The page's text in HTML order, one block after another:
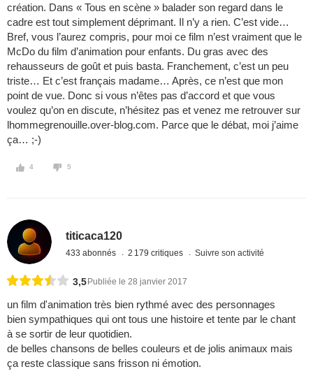
création. Dans « Tous en scène » balader son regard dans le
cadre est tout simplement déprimant. Il n’y a rien. C’est vide…
Bref, vous l’aurez compris, pour moi ce film n’est vraiment que le
McDo du film d’animation pour enfants. Du gras avec des
rehausseurs de goût et puis basta. Franchement, c’est un peu
triste… Et c’est français madame… Après, ce n’est que mon
point de vue. Donc si vous n’êtes pas d’accord et que vous
voulez qu’on en discute, n’hésitez pas et venez me retrouver sur
lhommegrenouille.over-blog.com. Parce que le débat, moi j’aime
ça… ;-)
4 5
titicaca120
433 abonnés 2 179 critiques Suivre son activité
3,5 Publiée le 28 janvier 2017
un film d'animation très bien rythmé avec des personnages
bien sympathiques qui ont tous une histoire et tente par le chant
à se sortir de leur quotidien.
de belles chansons de belles couleurs et de jolis animaux mais
ça reste classique sans frisson ni émotion.